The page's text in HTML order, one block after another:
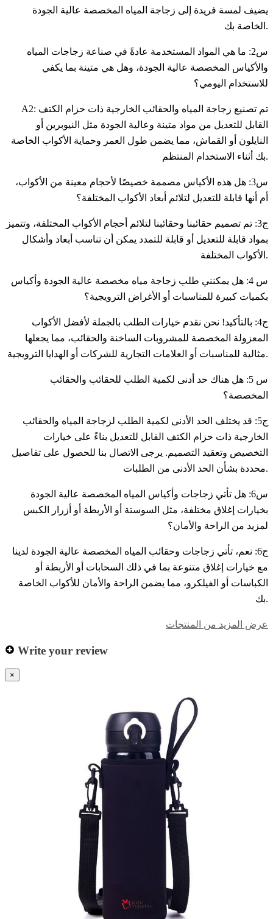
يضيف لمسة فريدة إلى زجاجة المياه المخصصة عالية الجودة
الخاصة بك.
س2: ما هي المواد المستخدمة عادةً في صناعة زجاجات المياه
والأكياس المخصصة عالية الجودة، وهل هي متينة بما يكفي
للاستخدام اليومي؟
A2: تم تصنيع زجاجة المياه والحقائب الخارجية ذات حزام الكتف
القابل للتعديل من مواد متينة وعالية الجودة مثل النيوبرين أو
النايلون أو القماش، مما يضمن طول العمر وحماية الأكواب الخاصة
بك أثناء الاستخدام المنتظم.
س3: هل هذه الأكياس مصممة خصيصًا لأحجام معينة من الأكواب،
أم أنها قابلة للتعديل لتلائم أبعاد الأكواب المختلفة؟
ج3: تم تصميم حقائبنا وحقائبنا لتلائم أحجام الأكواب المختلفة، وتتميز
بمواد قابلة للتعديل أو قابلة للتمدد يمكن أن تناسب أبعاد وأشكال
الأكواب المختلفة.
س 4: هل يمكنني طلب زجاجة مياه مخصصة عالية الجودة وأكياس
بكميات كبيرة للمناسبات أو الأغراض الترويجية؟
ج4: بالتأكيد! نحن نقدم خيارات الطلب بالجملة لأفضل الأكواب
المعزولة المخصصة للمشروبات الساخنة والحقائب، مما يجعلها
مثالية للمناسبات أو العلامات التجارية للشركات أو الهدايا الترويجية.
س 5: هل هناك حد أدنى لكمية الطلب للحقائب والحقائب
المخصصة؟
ج5: قد يختلف الحد الأدنى لكمية الطلب لزجاجة المياه والحقائب
الخارجية ذات حزام الكتف القابل للتعديل بناءً على خيارات
التخصيص وتعقيد التصميم. يرجى الاتصال بنا للحصول على تفاصيل
محددة بشأن الحد الأدنى من الطلبات.
س6: هل تأتي زجاجات وأكياس المياه المخصصة عالية الجودة
بخيارات إغلاق مختلفة، مثل السوستة أو الأربطة أو أزرار الكبس
لمزيد من الراحة والأمان؟
ج6: نعم، تأتي زجاجات وحقائب المياه المخصصة عالية الجودة لدينا
مع خيارات إغلاق متنوعة بما في ذلك السحابات أو الأربطة أو
الكباسات أو الفيلكرو، مما يضمن الراحة والأمان للأكواب الخاصة
بك.
عرض المزيد من المنتجات
Write your review
×